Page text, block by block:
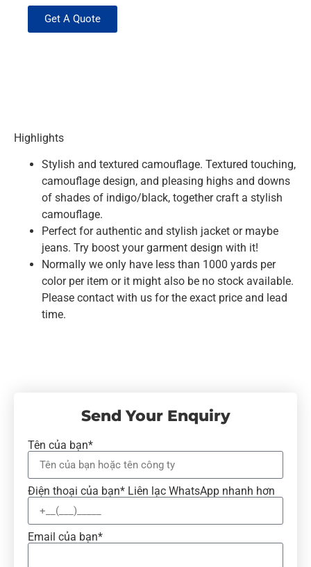
Get A Quote
Highlights
Stylish and textured camouflage. Textured touching,
camouflage design, and pleasing highs and downs
of shades of indigo/black, together craft a stylish
camouflage.
Perfect for authentic and stylish jacket or maybe
jeans. Try boost your garment design with it!
Normally we only have less than 1000 yards per
color per item or it might also be no stock available.
Please contact with us for the exact price and lead
time.
Send Your Enquiry
Tên của bạn*
Điện thoại của bạn* Liên lạc WhatsApp nhanh hơn
Email của bạn*